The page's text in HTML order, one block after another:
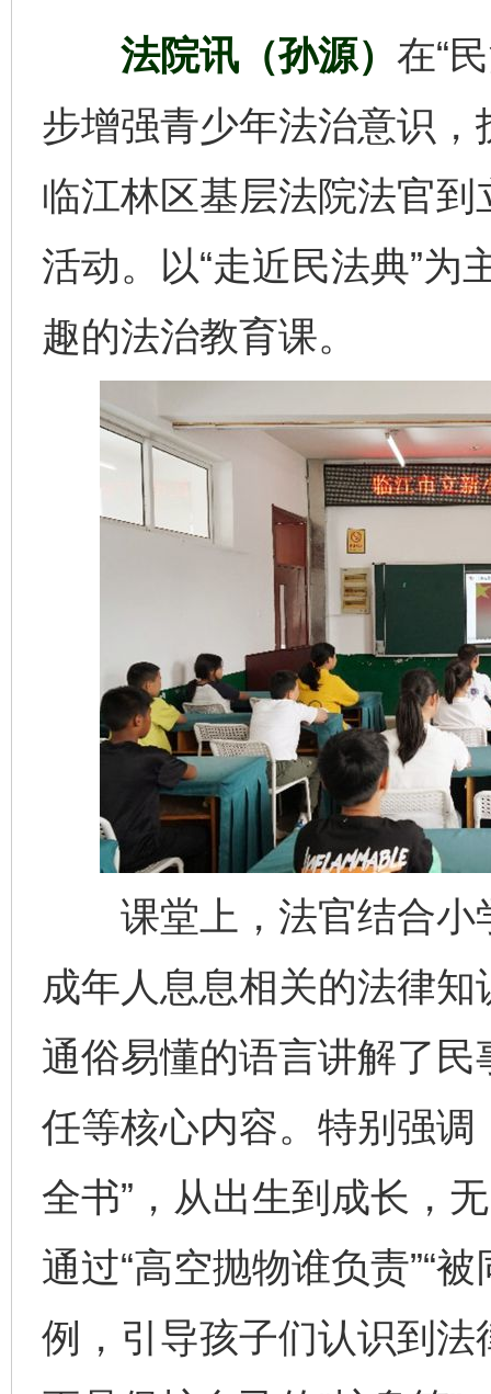
法院讯（孙源） 在“
步增强青少年法治意识
临江林区基层法院法官
活动。以“走近民法典”为
趣的法治教育课。
课堂上，法官结合小
成年人息息相关的法律
通俗易懂的语言讲解了
任等核心内容。特别强调
全书”，从出生到成长，
通过“高空抛物谁负责”“
例，引导孩子们认识到法